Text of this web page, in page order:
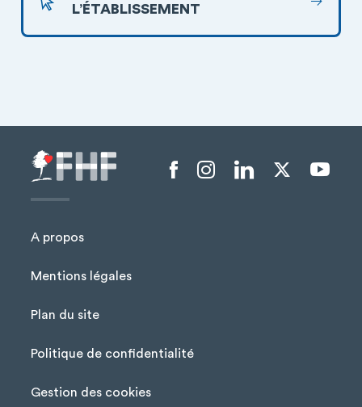
L’ÉTABLISSEMENT
Menu Pied de page
A propos
Mentions légales
Plan du site
Politique de confidentialité
Gestion des cookies
Menu liens sociaux